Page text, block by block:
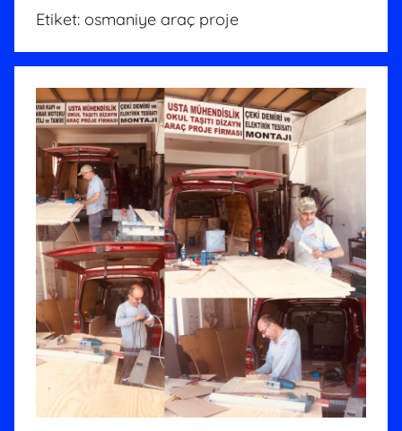
Etiket: osmaniye araç proje